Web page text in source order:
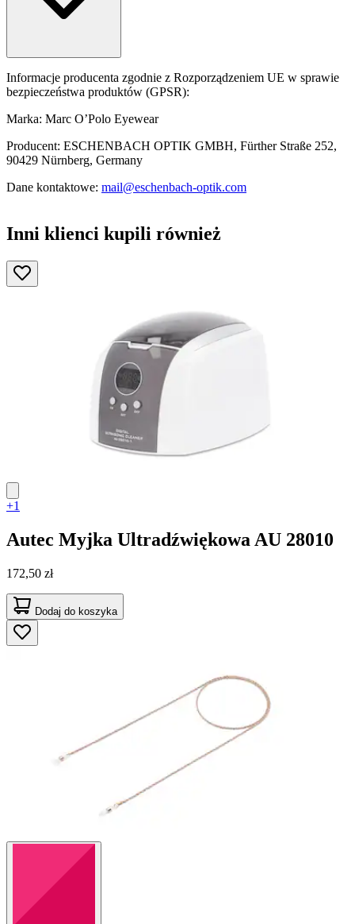
Informacje producenta zgodnie z Rozporządzeniem UE w sprawie
bezpieczeństwa produktów (GPSR):
Marka: Marc O’Polo Eyewear
Producent: ESCHENBACH OPTIK GMBH, Fürther Straße 252,
90429 Nürnberg, Germany
Dane kontaktowe: mail@eschenbach-optik.com
Inni klienci kupili również
+1
Autec Myjka Ultradźwiękowa AU 28010
172,50 zł
Dodaj do koszyka